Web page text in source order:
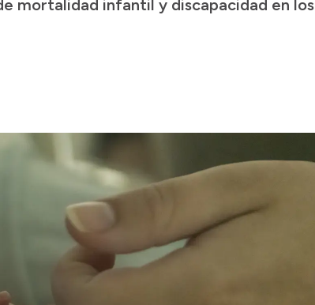
mortalidad infantil y discapacidad en los